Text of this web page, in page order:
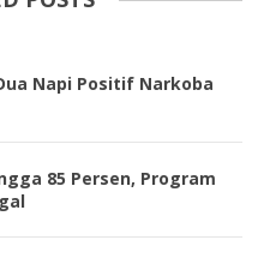
Napi Positif Narkoba
85 Persen, Program